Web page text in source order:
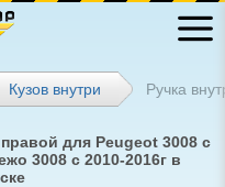
Кузов внутри Ручка
для Peugeot 3008 с
3008 с 2010-2016г в